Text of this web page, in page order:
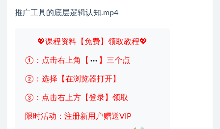
推广工具的底层逻辑认知.mp4
💖课程资料【免费】领取教程💖
①：点击右上角【 】三个点
②：选择【在浏览器打开】
③：点击右上方【登录】领取
限时活动：注册新用户赠送VIP